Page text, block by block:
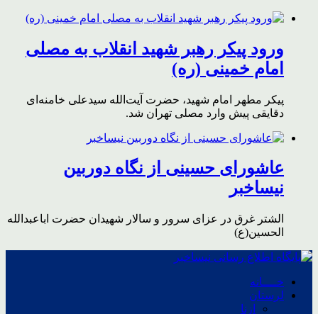
ورود پیکر رهبر شهید انقلاب به مصلی
امام خمینی (ره)
پیکر مطهر امام شهید،‌ حضرت آیت‌الله سیدعلی خامنه‌ای
دقایقی پیش وارد مصلی تهران شد.
عاشورای حسینی از نگاه دوربین
نیساخبر
الشتر غرق در عزای سرور و سالار شهیدان حضرت اباعبدالله
الحسین(ع)
خــــانه
لرستان
ازنا